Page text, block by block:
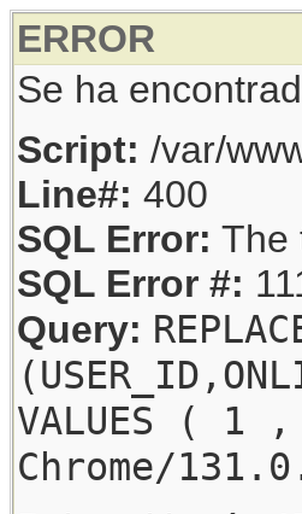
ERROR
Se ha
Script: /var/
Line#: 400
SQL Error: The
SQL Error #:
Query:
VALUES (
Chrome/